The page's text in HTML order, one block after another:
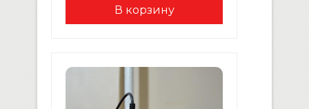
встроенного динамика: 8R/1W
Возможность подключения
комплекте Отключение дисплея
аккумулятор: 450 мАч